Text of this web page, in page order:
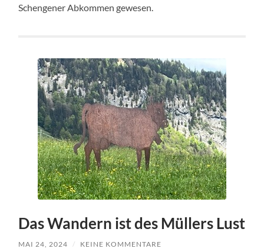
Schengener Abkommen gewesen.
Das Wandern ist des Müllers Lust
MAI 24, 2024 / KEINE KOMMENTARE